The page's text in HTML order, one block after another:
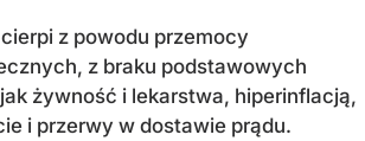
z powodu przemocy
z braku podstawowych
żywność i lekarstwa, hiperinflacją,
i przerwy w dostawie prądu.